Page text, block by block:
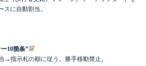
に自動割当。
10箇条”
→指示札の順に従う。勝手移動禁止。